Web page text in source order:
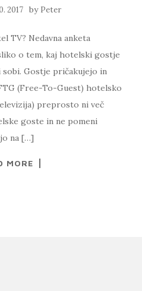
2017 by Peter
TV? Nedavna anketa
o tem, kaj hotelski gostje
Gostje pričakujejo in
(Free-To-Guest) hotelsko
preprosto ni več
goste in ne pomeni
na […]
MORE